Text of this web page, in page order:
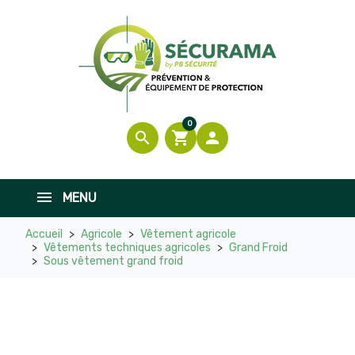
search shopping_cart
0

MENU
Accueil Agricole
Vêtement agricole
Vêtements techniques agricoles
Grand Froid
Sous vêtement grand froid